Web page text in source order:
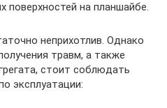
поверхностей на планшайбе.
неприхотлив. Однако
травм, а также
стоит соблюдать
эксплуатации: